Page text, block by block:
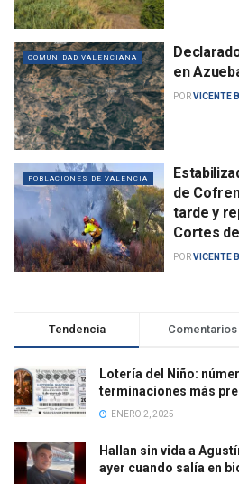
COMUNIDAD VALENCIANA
en
PORVICENTE
POBLACIONES DE VALENCIA
de
tarde y
Cortes
PORVICENTE
Tendencia Comentarios
Lotería del Niño:
terminaciones más
ENERO 2, 2025
Hallan sin vida a
ayer cuando salía en